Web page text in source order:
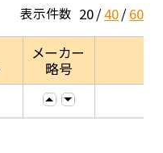
表示件数 20 40 60
メーカー
略号